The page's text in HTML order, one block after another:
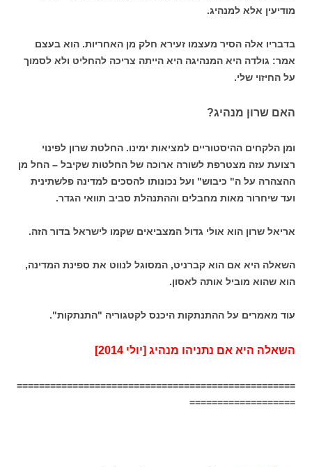
מודיעין אלא למנהיג.
בדבריו אלה הסיר מעצמו זעירא חלק מן האחריות. הוא בעצם
אמר: גולדה היא המנהיגה היא הייתה צריכה להחליט ולא לסמוך
על החיזוי שלי.
האם שרון מנהיג?
ומן הלקחים ההיסטוריים למציאות ימינו. החלטת שרון לפינוי
רצועת עזה מצטרפת לשורה ארוכה של החלטות שקיבל – החל מן
ההצהרה על ה" כיבוש" ועל נכונותו להסכים למדינה פלשתינית
ועד שיחרור מאות מחבלים וההתנהלת סביב תוואי הגדר.
אריאל שרון הוא אולי גדול המצביאים שקמו לישראל בדור הזה.
השאלה היא אם הוא קברניט, המסוגל לנווט את ספינת המדינה,
הוא שהוא מוביל אותה לאסון.
עוד מאמרים על ההתנתקות היכנס לקטגוריה "התנתקות".
השאלה היא אם נתניהו מנהיג [יולי 2014]
==================================================
===================